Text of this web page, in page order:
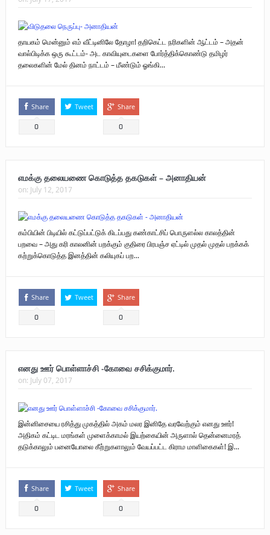
தாயகம் மென்னும் எம் வீட்டினிலே தோழா! தறிகெட்ட நரிகளின் ஆட்டம் – அதன்
வால்பிடிக்க ஒரு கூட்டம்- அட காவியுடைகளை போர்த்திக்கொண்டு தமிழர்
தலைகளின் மேல் தினம் நாட்டம் – மீண்டும் ஓங்கி...
Share
0
Tweet Share
0
எமக்கு தலையணை கொடுத்த தகடுகள் – அனாதியன்
on: July 12, 2017
கம்பியின் பிடியில் கட்டுப்பட்டுக் கிடப்பது கண்காட்சிப் பொருளல்ல காலத்தின்
பறவை – அது கரி காலனின் பறக்கும் குதிரை பிரபஞ்ச ஏட்டில் முதல் முதல் பறக்கக்
கற்றுக்கொடுத்த இனத்தின் கலியுகப் பற...
Share
0
Tweet Share
0
எனது ஊர் பொள்ளாச்சி -கோவை சசிக்குமார்.
on: July 07, 2017
இன்னிசையை ரசித்து முகத்தில் அகம் மலர இனிதே வரவேற்கும் எனது ஊர்!
அதிகம் கட்டிட மரங்கள் முளைக்காமல் இயற்கையின் அருளால் தென்னைமரத்
தடுக்காலும் பனையோலை கீற்றுகளாலும் வேயப்பட்ட கிராம மாளிகைகள்! இ...
Share
0
Tweet Share
0